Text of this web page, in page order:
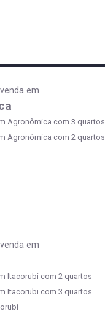
em
Agronômica com 3 quartos
Agronômica com 2 quartos
em
Itacorubi com 2 quartos
Itacorubi com 3 quartos